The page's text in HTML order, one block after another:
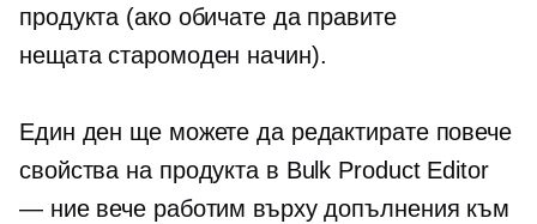
продукта (ако обичате да правите
нещатастаромоден начин).
Един ден ще можете да редактирате повече
свойства на продукта в Bulk Product Editor
— ние вече работим върху допълнения към